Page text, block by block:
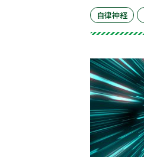
自律神経